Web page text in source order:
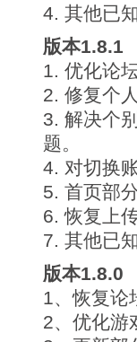
4. 其他已
版本1.8.1
1. 优化论
2. 修复个
3. 解决个
题。
4. 对切换
5. 首页部
6. 恢复上
7. 其他已
版本1.8.0
1、恢复论
2、优化游